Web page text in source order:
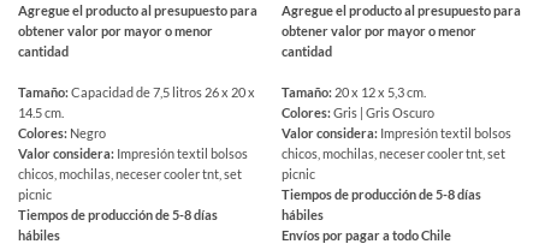
Agregue el producto al presupuesto para
obtener valor por mayor o menor
cantidad
Tamaño:Capacidad de 7,5 litros 26 x 20 x
14.5 cm.
Colores: Negro
Valor considera: Impresión textil bolsos
chicos, mochilas, neceser cooler tnt, set
picnic
Tiempos de producción de 5-8 días
hábiles
Agregue el producto al presupuesto para
obtener valor por mayor o menor
cantidad
Tamaño: 20 x 12 x 5,3 cm.
Colores:Gris | Gris Oscuro
Valor considera: Impresión textil bolsos
chicos, mochilas, neceser cooler tnt, set
picnic
Tiempos de producción de 5-8 días
hábiles
Envíos por pagar a todo Chile